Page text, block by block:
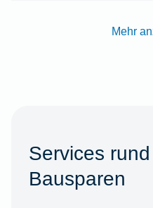
Mehr
Services
Bausparen